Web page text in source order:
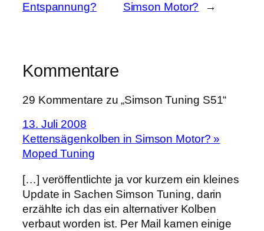
Entspannung?
Simson Motor?
→
Kommentare
29 Kommentare zu „Simson Tuning S51“
13. Juli 2008
Kettensägenkolben in Simson Motor? »
Moped Tuning
[…] veröffentlichte ja vor kurzem ein kleines
Update in Sachen Simson Tuning, darin
erzählte ich das ein alternativer Kolben
verbaut worden ist. Per Mail kamen einige